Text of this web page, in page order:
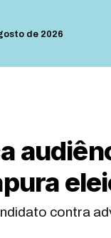
de 2026
contra